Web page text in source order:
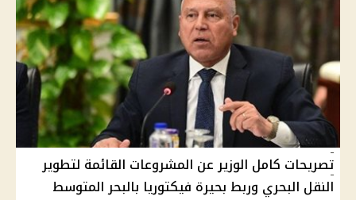
تصريحات كامل الوزير عن المشروعات القائمة لتطوير
النقل البحري وربط بحيرة فيكتوريا بالبحر المتوسط